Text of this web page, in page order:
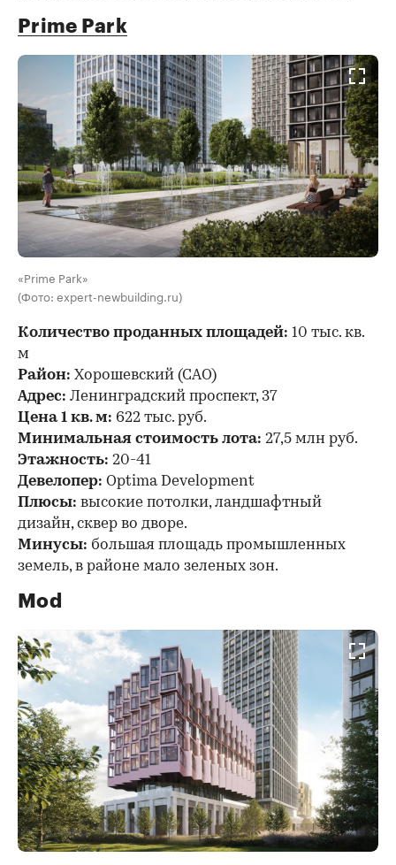
Prime Park
«Prime Park»
(Фото: expert-newbuilding.ru)
Количество проданных площадей: 10 тыс. кв.
м
Район: Хорошевский (САО)
Адрес: Ленинградский проспект, 37
Цена 1 кв. м: 622 тыс. руб.
Минимальная стоимость лота: 27,5 млн руб.
Этажность: 20-41
Девелопер: Optima Development
Плюсы: высокие потолки, ландшафтный
дизайн, сквер во дворе.
Минусы: большая площадь промышленных
земель, в районе мало зеленых зон.
Mod